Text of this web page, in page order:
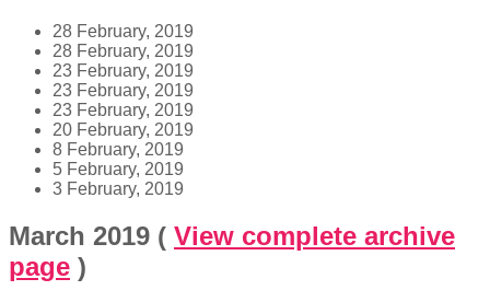
28 February, 2019
28 February, 2019
23 February, 2019
23 February, 2019
23 February, 2019
20 February, 2019
8 February, 2019
5 February, 2019
3 February, 2019
March 2019 ( View complete archive
page )